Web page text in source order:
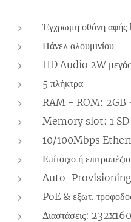
Έγχρωμη οθόνη
Πάνελ αλουμινίου
HD Audio 2W
5 πλήκτρα
RAM - ROM: 2GB
Memory slot: 1
10/100Mbps
Επίτοιχο ή επιτραπέζιο
Auto-Provisioning
PoE & εξωτ.
Διαστάσεις: